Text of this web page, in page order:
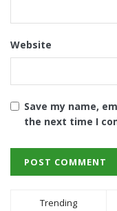
Website
Save my name,
the next time I
Trending